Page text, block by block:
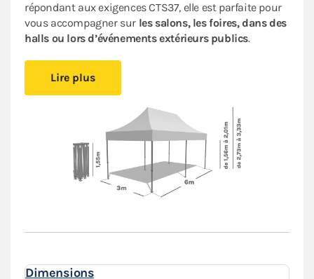
répondant aux exigences CTS37, elle est parfaite pour
vous accompagner sur les salons, les foires, dans des
halls ou lors d’événements extérieurs publics.
facilement dans votre véhicule. Le
sans outilvous offre un véritable confort de
Installez-vous rapidement où vous le souhaitez et
protégez-vous des aléas de la météo.
Le toit et les murs de ce barnum 3x6m
sont en
polyester avec enduction PVC de 380 g/m². Le toit est
renforcé aux angles et sur les coutures, et la bâche
L'armature hexagonale en aluminium assure solidité
Lire plus
Dimensions